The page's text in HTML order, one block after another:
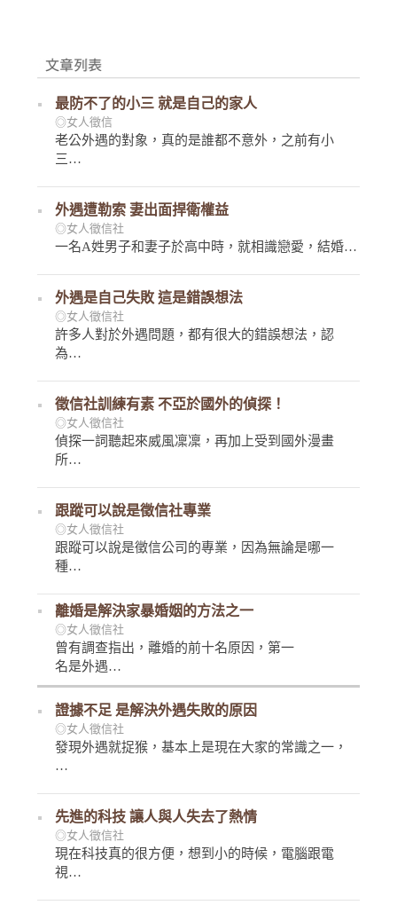
最防不了的小三 就是自己的家人
◎女人徵信
老公外遇的對象，真的是誰都不意外，之前有小
三…
外遇遭勒索 妻出面捍衛權益
◎女人徵信社
一名A姓男子和妻子於高中時，就相識戀愛，結婚…
外遇是自己失敗 這是錯誤想法
◎女人徵信社
許多人對於外遇問題，都有很大的錯誤想法，認
為…
徵信社訓練有素 不亞於國外的偵探！
◎女人徵信社
偵探一詞聽起來威風凜凜，再加上受到國外漫畫
所…
跟蹤可以說是徵信社專業
◎女人徵信社
跟蹤可以說是徵信公司的專業，因為無論是哪一
種…
離婚是解決家暴婚姻的方法之一
◎女人徵信社
曾有調查指出，離婚的前十名原因，第一
名是外遇…
證據不足 是解決外遇失敗的原因
◎女人徵信社
發現外遇就捉猴，基本上是現在大家的常識之一，
…
先進的科技 讓人與人失去了熱情
◎女人徵信社
現在科技真的很方便，想到小的時候，電腦跟電
視…